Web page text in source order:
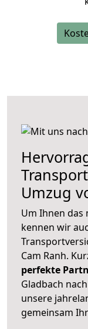
Umzug
Um Ihnen das
kennen wir
Cam Ranh.
perfekte
Gladbach
unsere
gemeinsam